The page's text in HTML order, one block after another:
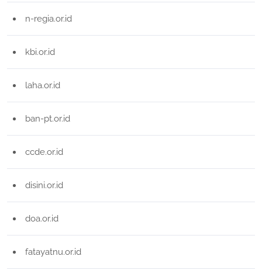
n-regia.or.id
kbi.or.id
laha.or.id
ban-pt.or.id
ccde.or.id
disini.or.id
doa.or.id
fatayatnu.or.id